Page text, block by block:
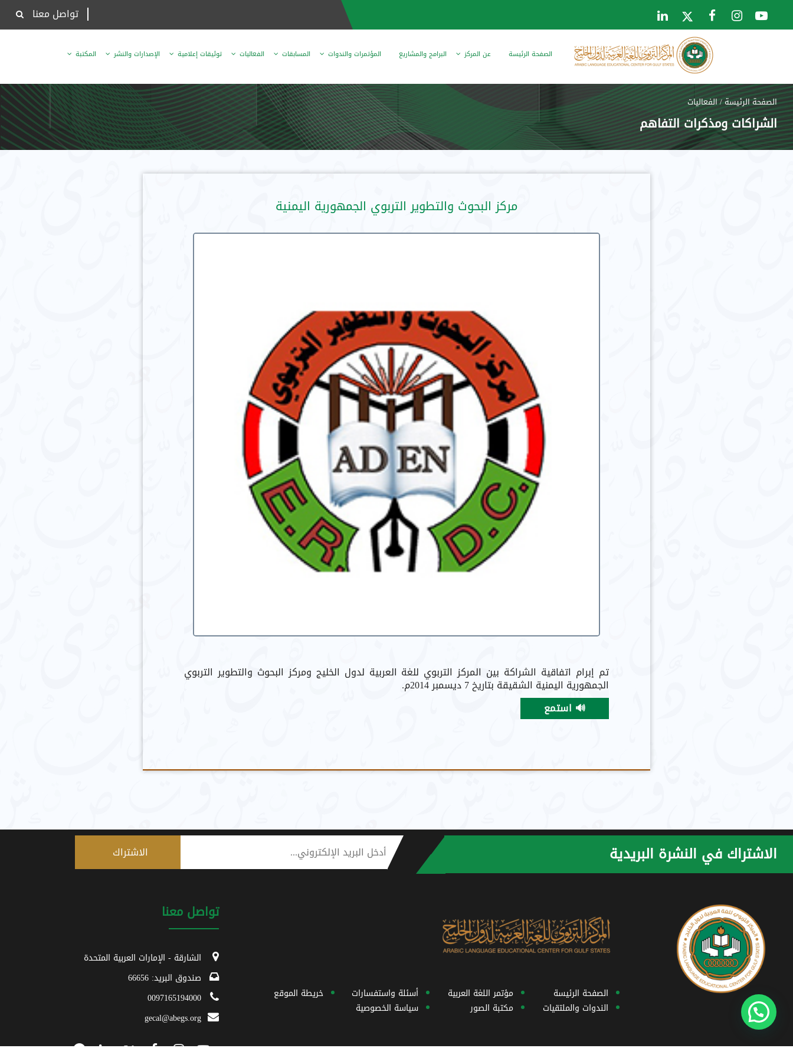
تواصل معنا
الصفحة الرئيسة عن المركز البرامج والمشاريع المؤتمرات والندوات المسابقات الفعاليات توثيقات إعلامية الإصدارات والنشر المكتبة
الصفحة الرئيسة/الفعاليات
الشراكات ومذكرات التفاهم
مركز البحوث والتطوير التربوي الجمهورية اليمنية
تم إبرام اتفاقية الشراكة بين المركز التربوي للغة العربية لدول الخليج ومركز البحوث والتطوير التربوي
الجمهورية اليمنية الشقيقة بتاريخ 7 ديسمبر 2014م.
🔊 استمع
الاشتراك في النشرة البريدية
تواصل معنا
الشارقة - الإمارات العربية المتحدة
صندوق البريد: 66656
0097165194000
gecal@abegs.org
الصفحة الرئيسة
الندوات والملتقيات
مؤتمر اللغة العربية
مكتبة الصور
أسئلة واستفسارات
سياسة الخصوصية
خريطة الموقع